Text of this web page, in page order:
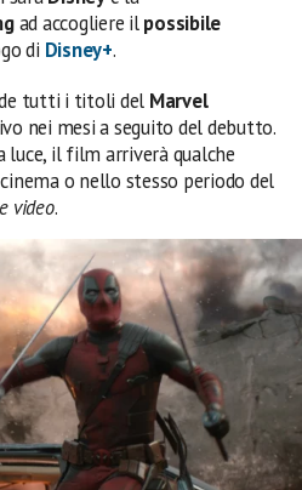
ad accogliere ilpossibile
di Disney+.
tutti i titoli del Marvel
nei mesi a seguito del debutto.
il film arriverà qualche
o nello stesso periodo del
video.